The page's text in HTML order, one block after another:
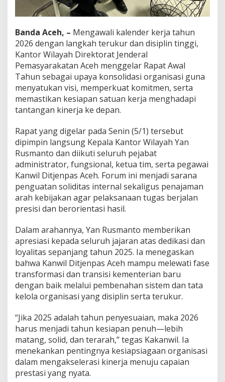
i
a
p
J
a
l
a
n
k
a
P
r
o
g
r
a
m
S
t
r
t
e
g
i
s
d
a
n
U
k
i
r
P
r
e
s
t
Banda Aceh, – Mengawali kalender kerja tahun
2026 dengan langkah terukur dan disiplin tinggi,
Kantor Wilayah Direktorat Jenderal
Pemasyarakatan Aceh menggelar Rapat Awal
Tahun sebagai upaya konsolidasi organisasi guna
menyatukan visi, memperkuat komitmen, serta
memastikan kesiapan satuan kerja menghadapi
tantangan kinerja ke depan.
Rapat yang digelar pada Senin (5/1) tersebut
dipimpin langsung Kepala Kantor Wilayah Yan
Rusmanto dan diikuti seluruh pejabat
administrator, fungsional, ketua tim, serta pegawai
Kanwil Ditjenpas Aceh. Forum ini menjadi sarana
penguatan soliditas internal sekaligus penajaman
arah kebijakan agar pelaksanaan tugas berjalan
presisi dan berorientasi hasil.
Dalam arahannya, Yan Rusmanto memberikan
apresiasi kepada seluruh jajaran atas dedikasi dan
loyalitas sepanjang tahun 2025. Ia menegaskan
bahwa Kanwil Ditjenpas Aceh mampu melewati fase
transformasi dan transisi kementerian baru
dengan baik melalui pembenahan sistem dan tata
kelola organisasi yang disiplin serta terukur.
“Jika 2025 adalah tahun penyesuaian, maka 2026
harus menjadi tahun kesiapan penuh—lebih
matang, solid, dan terarah,” tegas Kakanwil. Ia
menekankan pentingnya kesiapsiagaan organisasi
dalam mengakselerasi kinerja menuju capaian
prestasi yang nyata.